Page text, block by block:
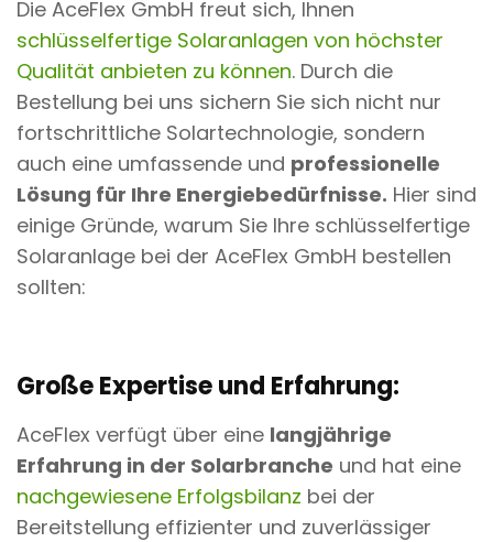
Die AceFlex GmbH freut sich, Ihnen
schlüsselfertige Solaranlagen von höchster
Qualität anbieten zu können. Durch die
Bestellung bei uns sichern Sie sich nicht nur
fortschrittliche Solartechnologie, sondern
auch eine umfassende und professionelle
Lösung für Ihre Energiebedürfnisse. Hier sind
einige Gründe, warum Sie Ihre schlüsselfertige
Solaranlage bei der AceFlex GmbH bestellen
sollten:
Große Expertise und Erfahrung:
AceFlex verfügt über eine langjährige
Erfahrung in der Solarbranche und hat eine
nachgewiesene Erfolgsbilanz bei der
Bereitstellung effizienter und zuverlässiger